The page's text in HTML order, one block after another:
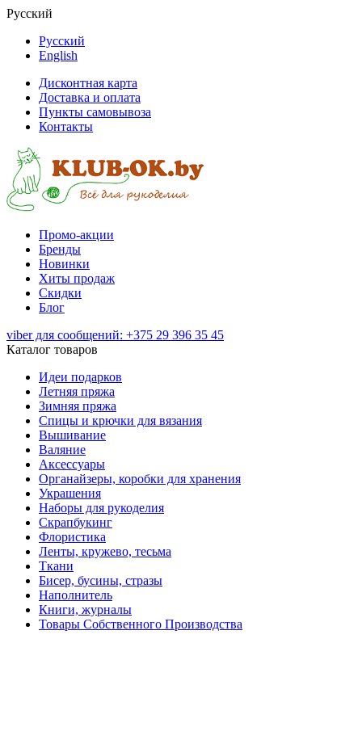
Русский
Русский
English
Дисконтная карта
Доставка и оплата
Пункты самовывоза
Контакты
Промо-акции
Бренды
Новинки
Хиты продаж
Скидки
Блог
viber для сообщений: +375 29 396 35 45
Каталог товаров
Идеи подарков
Летняя пряжа
Зимняя пряжа
Спицы и крючки для вязания
Вышивание
Валяние
Аксессуары
Органайзеры, коробки для хранения
Украшения
Наборы для рукоделия
Скрапбукинг
Флористика
Ленты, кружево, тесьма
Ткани
Бисер, бусины, стразы
Наполнитель
Книги, журналы
Товары Собственного Производства